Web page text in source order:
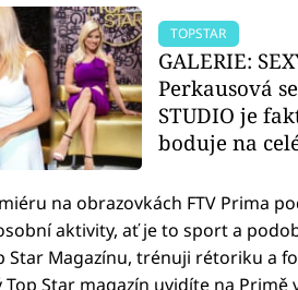
TOPSTAR
GALERIE:
Perkausová
STUDIO je
boduje na
na obrazovkách FTV Prima
aktivity, ať je to sport a
Magazínu, trénuji rétoriku a
Star magazín uvidíte na Primě